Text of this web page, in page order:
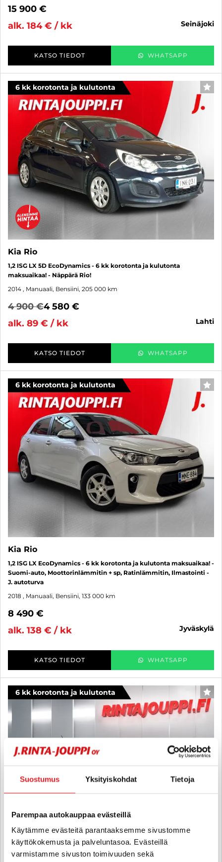
Suostumus Yksityiskohdat Tietoja
Parempaa autokauppaa evästeillä
Käytämme evästeitä parantaaksemme sivustomme
käyttökokemusta ja palveluntasoa. Evästeillä
varmistamme sivuston toimivuuden sekä
15 900 €
alk. 184 € / kk
seinäjoki
KATSO TIEDOT WHATSAPP
6 kk korotonta ja kulutonta
Kia Rio
1,2 ISG LX 5D EcoDynamics - 6 kk korotonta ja kulutonta
maksuaikaa! - Näppärä Rio!
2014 , Manuaali, Bensiini, 205 000 km
4 900 €4 580 €
alk. 89 € / kk
lahti
KATSO TIEDOT WHATSAPP
6 kk korotonta ja kulutonta
Kia Rio
1,2 ISG LX EcoDynamics - 6 kk korotonta ja kulutonta maksuaikaa! -
Suomi-auto, Moottorinlämmitin + sp, Ratinlämmitin, Ilmastointi -
J. autoturva
2018 , Manuaali, Bensiini, 133 000 km
8 490 €
alk. 138 € / kk
jyväskylä
KATSO TIEDOT WHATSAPP
6 kk korotonta ja kulutonta
Kia Rio